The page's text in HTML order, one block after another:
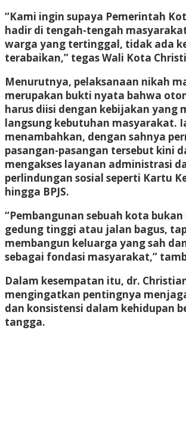
“Kami ingin supaya Pemerintah
hadir di tengah-tengah
warga yang tertinggal, tidak ada
terabaikan,” tegas Wali Kota
Menurutnya, pelaksanaan nikah
merupakan bukti nyata bahwa
harus diisi dengan kebijakan yang
langsung kebutuhan masyarakat.
menambahkan, dengan sahnya
pasangan-pasangan tersebut kini
mengakses layanan administrasi
perlindungan sosial seperti Kartu
hingga BPJS.
“Pembangunan sebuah kota
gedung tinggi atau jalan bagus,
membangun keluarga yang sah
sebagai fondasi masyarakat,”
Dalam kesempatan itu, dr.
mengingatkan pentingnya
dan konsistensi dalam kehidupan
tangga.